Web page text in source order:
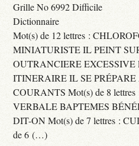
Grille No 6992 Difficile
Dictionnaire
Mot(s) de 12 lettres :
MINIATURISTE IL PEINT
OUTRANCIERE EXCESSIVE
ITINERAIRE IL SE
COURANTS Mot(s) de 8
VERBALE BAPTEMES
DIT-ON Mot(s) de 7 lettres :
de 6 (…)